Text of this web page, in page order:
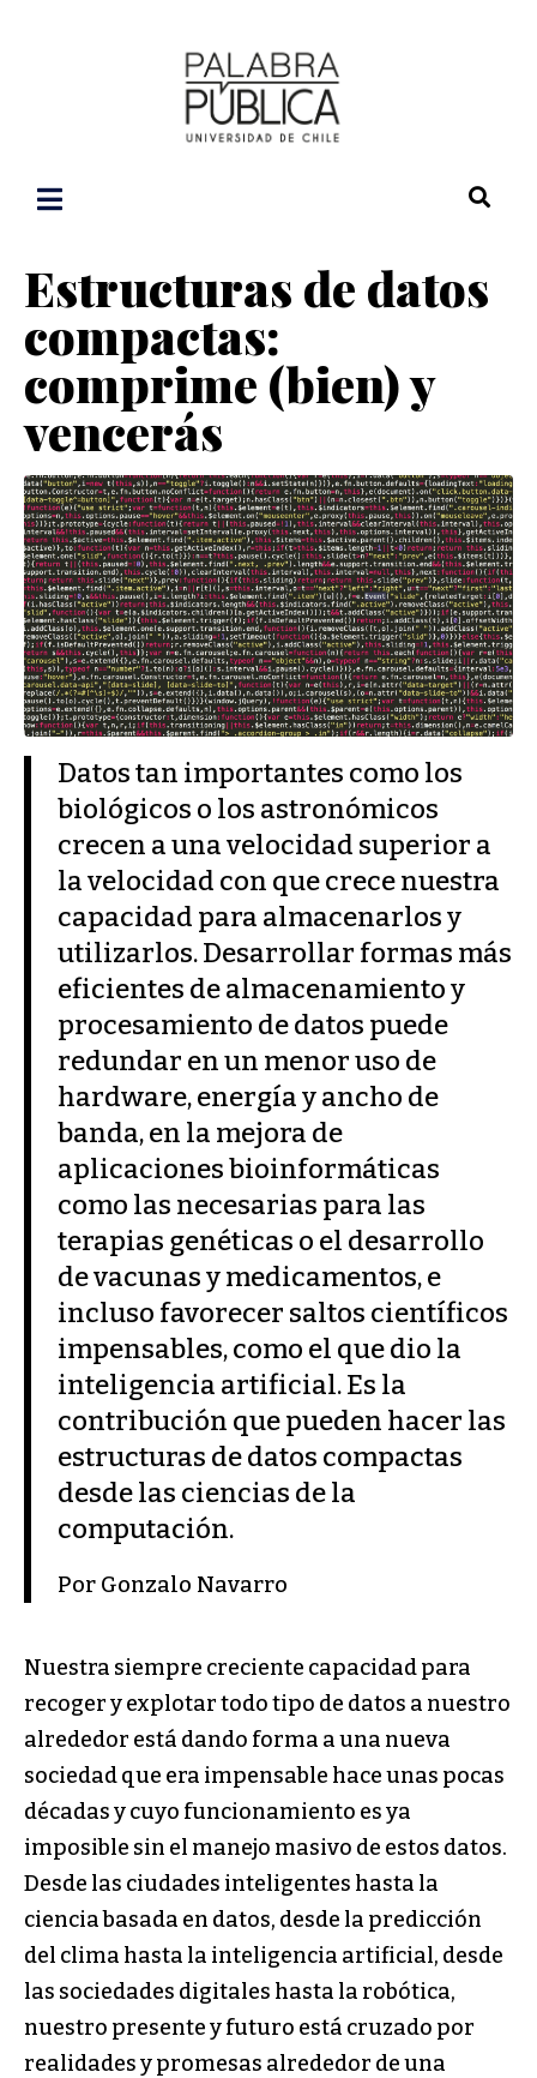
Estructuras de datos
compactas:
comprime (bien) y
vencerás
Datos tan importantes como los
biológicos o los astronómicos
crecen a una velocidad superior a
la velocidad con que crece nuestra
capacidad para almacenarlos y
utilizarlos. Desarrollar formas más
eficientes de almacenamiento y
procesamiento de datos puede
redundar en un menor uso de
hardware, energía y ancho de
banda, en la mejora de
aplicaciones bioinformáticas
como las necesarias para las
terapias genéticas o el desarrollo
de vacunas y medicamentos, e
incluso favorecer saltos científicos
impensables, como el que dio la
inteligencia artificial. Es la
contribución que pueden hacer las
estructuras de datos compactas
desde las ciencias de la
computación.
Por Gonzalo Navarro
Nuestra siempre creciente capacidad para
recoger y explotar todo tipo de datos a nuestro
alrededor está dando forma a una nueva
sociedad que era impensable hace unas pocas
décadas y cuyo funcionamiento es ya
imposible sin el manejo masivo de estos datos.
Desde las ciudades inteligentes hasta la
ciencia basada en datos, desde la predicción
del clima hasta la inteligencia artificial, desde
las sociedades digitales hasta la robótica,
nuestro presente y futuro está cruzado por
realidades y promesas alrededor de una